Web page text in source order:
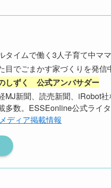
タイムで働く3人子育て中ママ
目でごまかす家づくりを発信
しずく 公式アンバサダー
MJ新聞、読売新聞、iRobot
多数。ESSEonline公式ライ
メディア掲載情報